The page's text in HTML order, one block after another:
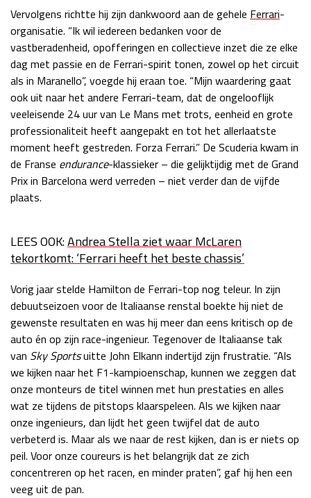
Kwalificatie
za 19:00 - 20:00
Race
zo 17:00 - 19:00
Vervolgens richtte hij zijn dankwoord aan de gehele Ferrari-
organisatie. “Ik wil iedereen bedanken voor de
vastberadenheid, opofferingen en collectieve inzet die ze elke
dag met passie en de Ferrari-spirit tonen, zowel op het circuit
als in Maranello”, voegde hij eraan toe. “Mijn waardering gaat
ook uit naar het andere Ferrari-team, dat de ongelooflijk
veeleisende 24 uur van Le Mans met trots, eenheid en grote
professionaliteit heeft aangepakt en tot het allerlaatste
moment heeft gestreden. Forza Ferrari.” De Scuderia kwam in
de Franse endurance-klassieker – die gelijktijdig met de Grand
Prix in Barcelona werd verreden – niet verder dan de vijfde
plaats.
LEES OOK:Andrea Stella ziet waar McLaren
tekortkomt: ‘Ferrari heeft het beste chassis’
Vorig jaar stelde Hamilton de Ferrari-top nog teleur. In zijn
debuutseizoen voor de Italiaanse renstal boekte hij niet de
gewenste resultaten en was hij meer dan eens kritisch op de
auto én op zijn race-ingenieur. Tegenover de Italiaanse tak
van Sky Sportsuitte John Elkann indertijd zijn frustratie. “Als
we kijken naar het F1-kampioenschap, kunnen we zeggen dat
onze monteurs de titel winnen met hun prestaties en alles
wat ze tijdens de pitstops klaarspeleen. Als we kijken naar
onze ingenieurs, dan lijdt het geen twijfel dat de auto
verbeterd is. Maar als we naar de rest kijken, dan is er niets op
peil. Voor onze coureurs is het belangrijk dat ze zich
concentreren op het racen, en minder praten”, gaf hij hen een
veeg uit de pan.